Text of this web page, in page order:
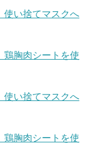
い捨てマスクへ
胸肉シートを使
い捨てマスクへ
胸肉シートを使